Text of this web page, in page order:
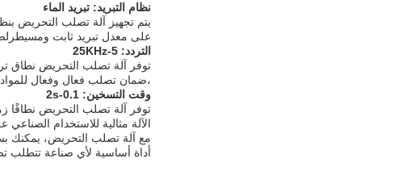
نظام التبريد: تبريد الماء
يتم تجهيز آلة تصلب التحريض
على معدل تبريد ثابت
التردد: 5-25KHz
،ضمان تصلب فعال وفعال للمواد
وقت التسخين: 0.1-2s
الآلة مثالية للاستخدام
مع آلة تصلب التحريض، يمكنك
أداة أساسية لأي صناعة تتطلب